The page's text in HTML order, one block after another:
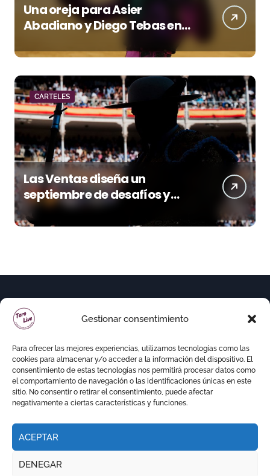
Gestionar consentimiento
Para ofrecer las mejores experiencias, utilizamos tecnologías como las
cookies para almacenar y/o acceder a la información del dispositivo. El
consentimiento de estas tecnologías nos permitirá procesar datos como
el comportamiento de navegación o las identificaciones únicas en este
sitio. No consentir o retirar el consentimiento, puede afectar
negativamente a ciertas características y funciones.
ACEPTAR
DENEGAR
Una oreja para Asier
Abadiano y Diego Tebas en
una apertura de la Albahaca
marcada por el buen juego
de Los Maños
CARTELES
Las Ventas diseña un
septiembre de desafíos y
variedad ganadera
Copyright © Todos los derechos reservados